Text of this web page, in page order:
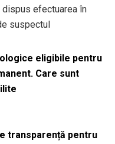
efectuarea în
suspectul
eligibile pentru
Care sunt
transparență pentru